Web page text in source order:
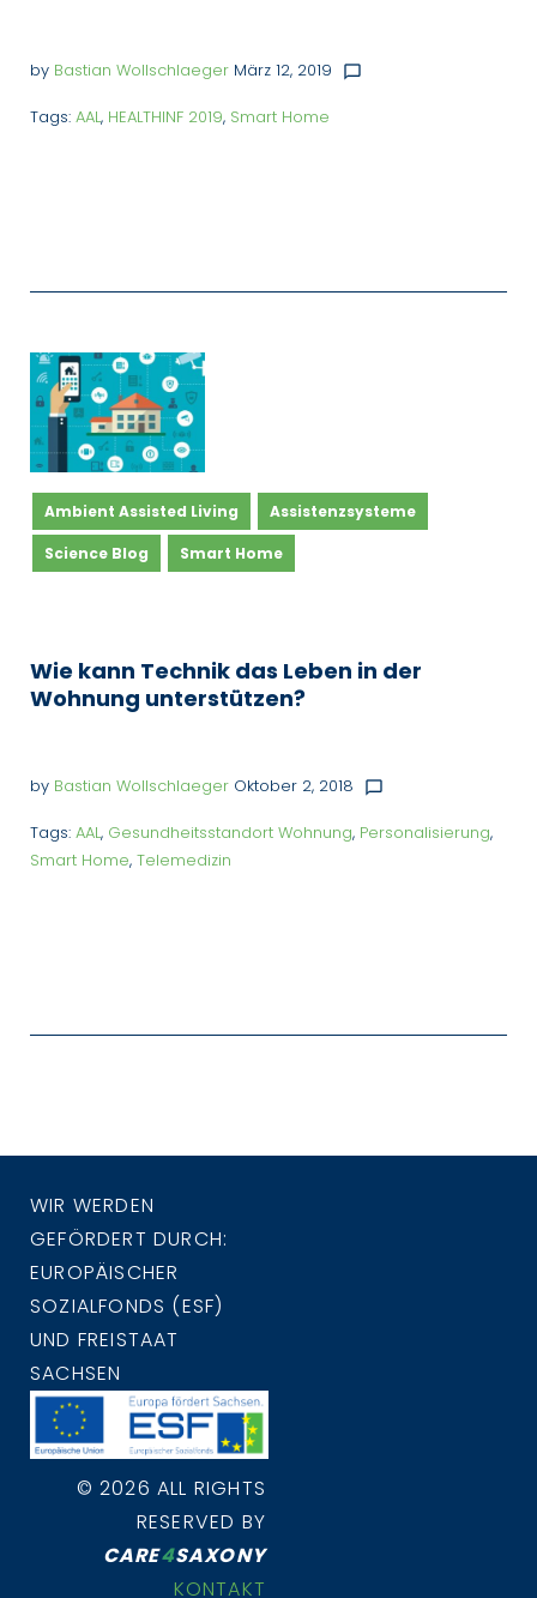
by Bastian Wollschlaeger März 12, 2019 chat_bubble_outline
Tags: AAL, HEALTHINF 2019, Smart Home
Ambient Assisted Living Assistenzsysteme
Science Blog Smart Home
Wie kann Technik das Leben in der
Wohnung unterstützen?
by Bastian Wollschlaeger Oktober 2, 2018 chat_bubble_outline
Tags: AAL, Gesundheitsstandort Wohnung, Personalisierung,
Smart Home, Telemedizin
WIR WERDEN
GEFÖRDERT DURCH:
EUROPÄISCHER
SOZIALFONDS (ESF)
UND FREISTAAT
SACHSEN
© 2026 ALL RIGHTS
RESERVED BY
CARE4SAXONY
KONTAKT